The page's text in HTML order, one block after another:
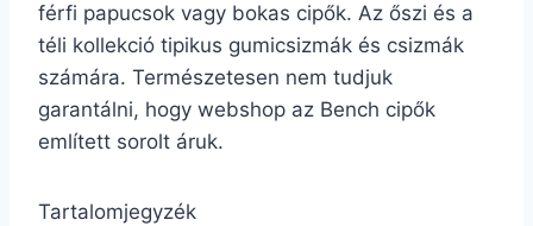
férfi papucsok vagy bokas cipők. Az őszi és a
téli kollekció tipikus gumicsizmák és csizmák
számára. Természetesen nem tudjuk
garantálni, hogy webshop az Bench cipők
említett sorolt áruk.
Tartalomjegyzék